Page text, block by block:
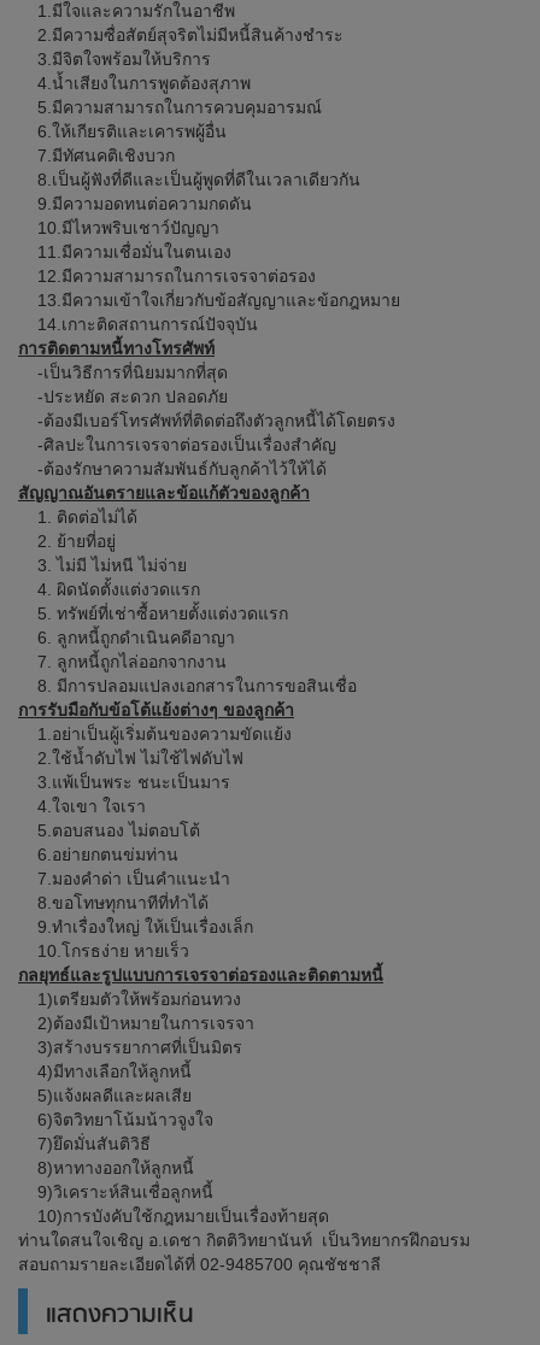
1.มีใจและความรักในอาชีพ
2.มีความซื่อสัตย์สุจริตไม่มีหนี้สินค้างชำระ
3.มีจิตใจพร้อมให้บริการ
4.น้ำเสียงในการพูดต้องสุภาพ
5.มีความสามารถในการควบคุมอารมณ์
6.ให้เกียรติและเคารพผู้อื่น
7.มีทัศนคติเชิงบวก
8.เป็นผู้ฟังที่ดีและเป็นผู้พูดที่ดีในเวลาเดียวกัน
9.มีความอดทนต่อความกดดัน
10.มีไหวพริบเชาว์ปัญญา
11.มีความเชื่อมั่นในตนเอง
12.มีความสามารถในการเจรจาต่อรอง
13.มีความเข้าใจเกี่ยวกับข้อสัญญาและข้อกฎหมาย
14.เกาะติดสถานการณ์ปัจจุบัน
การติดตามหนี้ทางโทรศัพท์
-เป็นวิธีการที่นิยมมากที่สุด
-ประหยัด สะดวก ปลอดภัย
-ต้องมีเบอร์โทรศัพท์ที่ติดต่อถึงตัวลูกหนี้ได้โดยตรง
-ศิลปะในการเจรจาต่อรองเป็นเรื่องสำคัญ
-ต้องรักษาความสัมพันธ์กับลูกค้าไว้ให้ได้
สัญญาณอันตรายและข้อแก้ตัวของลูกค้า
1. ติดต่อไม่ได้
2. ย้ายที่อยู่
3. ไม่มี ไม่หนี ไม่จ่าย
4. ผิดนัดตั้งแต่งวดแรก
5. ทรัพย์ที่เช่าซื้อหายตั้งแต่งวดแรก
6. ลูกหนี้ถูกดำเนินคดีอาญา
7. ลูกหนี้ถูกไล่ออกจากงาน
8. มีการปลอมแปลงเอกสารในการขอสินเชื่อ
การรับมือกับข้อโต้แย้งต่างๆ ของลูกค้า
1.อย่าเป็นผู้เริ่มต้นของความขัดแย้ง
2.ใช้น้ำดับไฟ ไม่ใช้ไฟดับไฟ
3.แพ้เป็นพระ ชนะเป็นมาร
4.ใจเขา ใจเรา
5.ตอบสนอง ไม่ตอบโต้
6.อย่ายกตนข่มท่าน
7.มองคำด่า เป็นคำแนะนำ
8.ขอโทษทุกนาทีที่ทำได้
9.ทำเรื่องใหญ่ ให้เป็นเรื่องเล็ก
10.โกรธง่าย หายเร็ว
กลยุทธ์และรูปแบบการเจรจาต่อรองและติดตามหนี้
1)เตรียมตัวให้พร้อมก่อนทวง
2)ต้องมีเป้าหมายในการเจรจา
3)สร้างบรรยากาศที่เป็นมิตร
4)มีทางเลือกให้ลูกหนี้
5)แจ้งผลดีและผลเสีย
6)จิตวิทยาโน้มน้าวจูงใจ
7)ยึดมั่นสันติวิธี
8)หาทางออกให้ลูกหนี้
9)วิเคราะห์สินเชื่อลูกหนี้
10)การบังคับใช้กฎหมายเป็นเรื่องท้ายสุด
ท่านใดสนใจเชิญ อ.เดชา กิตติวิทยานันท์ เป็นวิทยากรฝึกอบรม
สอบถามรายละเอียดได้ที่ 02-9485700 คุณชัชชาลี
แสดงความเห็น